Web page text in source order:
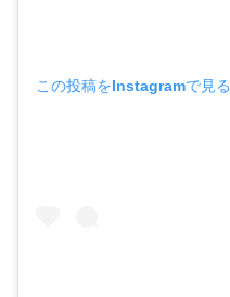
この投稿をInstagramで見る